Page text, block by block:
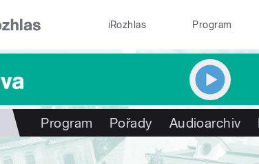
iRozhlas Program
Program Pořady Audioarchiv